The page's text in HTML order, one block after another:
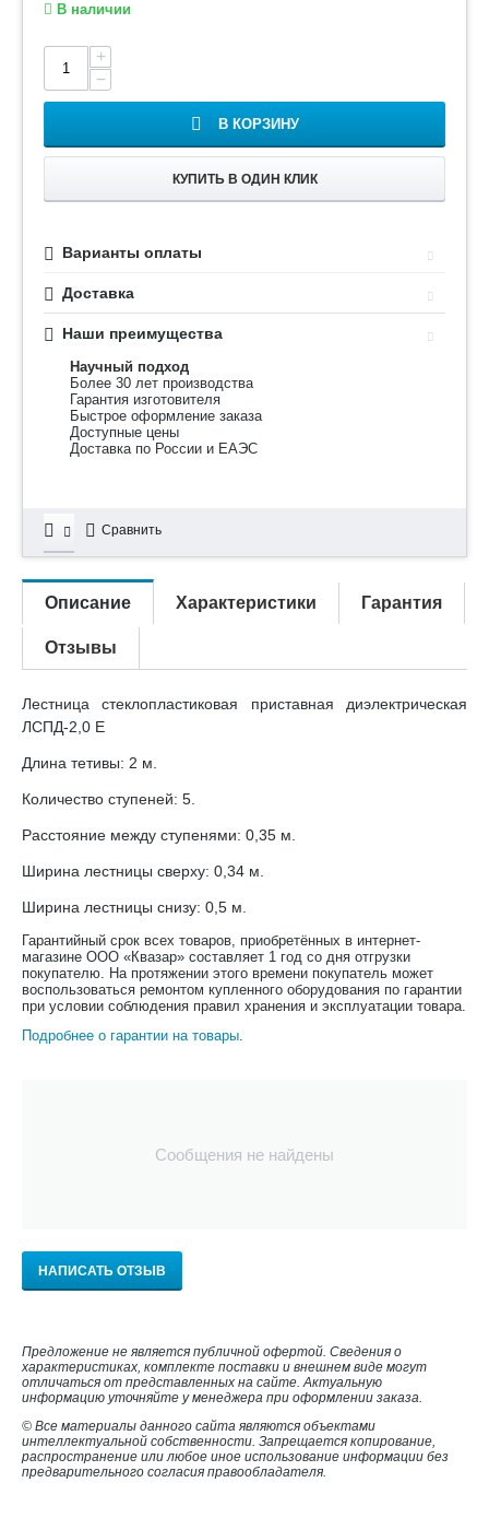
В наличии
+
−
В КОРЗИНУ
КУПИТЬ В ОДИН КЛИК
Варианты оплаты
Доставка
Наши преимущества
Научный подход
Более 30 лет производства
Гарантия изготовителя
Быстрое оформление заказа
Доступные цены
Доставка по России и ЕАЭС
Сравнить
Описание Характеристики Гарантия
Отзывы
Лестница стеклопластиковая приставная диэлектрическая
ЛСПД-2,0 Е
Длина тетивы: 2 м.
Количество ступеней: 5.
Расстояние между ступенями: 0,35 м.
Ширина лестницы сверху: 0,34 м.
Ширина лестницы снизу: 0,5 м.
Гарантийный срок всех товаров, приобретённых в интернет-
магазине ООО «Квазар» составляет 1 год со дня отгрузки
покупателю. На протяжении этого времени покупатель может
воспользоваться ремонтом купленного оборудования по гарантии
при условии соблюдения правил хранения и эксплуатации товара.
Подробнее о гарантии на товары.
Сообщения не найдены
НАПИСАТЬ ОТЗЫВ
Предложение не является публичной офертой. Сведения о
характеристиках, комплекте поставки и внешнем виде могут
отличаться от представленных на сайте. Актуальную
информацию уточняйте у менеджера при оформлении заказа.
© Все материалы данного сайта являются объектами
интеллектуальной собственности. Запрещается копирование,
распространение или любое иное использование информации без
предварительного согласия правообладателя.